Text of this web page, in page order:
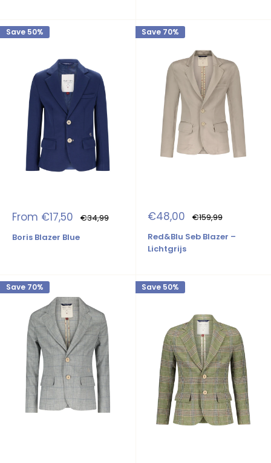
Save 50%
Sale
From €17,50 Regular
price
€34,99
Boris Blazer Blue
Save 70%
Sale
price
€48,00 Regular
price
€159,99
Red&Blu Seb Blazer –
Lichtgrijs
Save 70% Save 50%